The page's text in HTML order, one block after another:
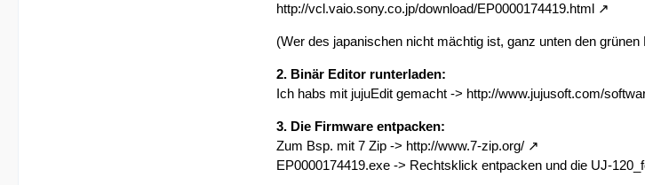
http://vcl.vaio.sony.co.jp/download/EP0000174419.html
(Wer des japanischen nicht mächtig ist, ganz unten den
2. Binär Editor runterladen:
Ich habs mit jujuEdit gemacht -> http://www.jujusoft.com/
3. Die Firmware entpacken:
Zum Bsp. mit 7 Zip -> http://www.7-zip.org/
EP0000174419.exe -> Rechtsklick entpacken und die UJ-